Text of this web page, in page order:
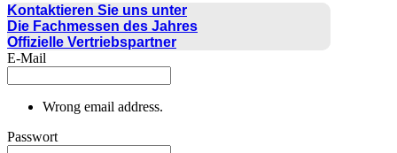
Kontaktieren Sie uns unter
Die Fachmessen des Jahres
Offizielle Vertriebspartner
E-Mail
Wrong email address.
Passwort